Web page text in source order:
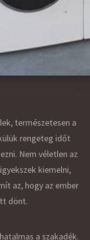
természetesen a
rengeteg időt
Nem véletlen az
kiemelni,
az, hogy az ember
dönt.
a szakadék.